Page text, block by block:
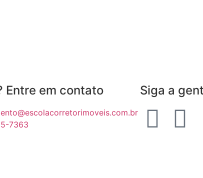
Entre em contato
7363
Siga a